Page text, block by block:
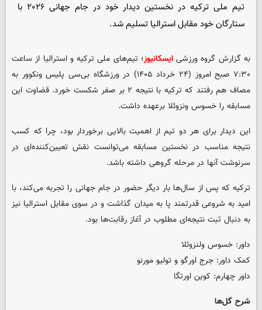
تیم ملی ترکیه در نخستین دیدار خود در جام جهانی ۲۰۲۶ با
ستارگان خود مقابل استرالیا تسلیم شد.
به گزارش گروه ورزشیایسکانیوز؛ تیم‌های ملی ترکیه و استرالیا از ساعت
۷:۳۰ صبح امروز (۲۴ خرداد ۱۴۰۵) در ورزشگاه بی‌سی پلیس ونکوور به
مصاف هم رفتند که ترکیه با نتیجه ۲ بر صفر شکست خورد. قضاوت این
مسابقه را خسوس ونزوئلا برعهده داشت.
این دیدار برای هر دو تیم از اهمیت بالایی برخوردار بود، چرا که کسب
نتیجه مناسب در نخستین مسابقه می‌توانست نقش تعیین‌کننده‌ای در
سرنوشت آنها در مرحله گروهی داشته باشد.
ترکیه که پس از سال‌ها بار دیگر حضور در جام جهانی را تجربه می‌کند، با
امید به شروعی قدرتمند پا به میدان گذاشت و در سوی مقابل استرالیا نیز
به دنبال ثبت نتیجه‌ای مطلوب در آغاز رقابت‌ها بود.
داور: خسوس ولنزوئلا
کمک داور: جرج اورگو و تولیو مورنو
داور چهارم: کوین اورتگا
شرح گل‌ها